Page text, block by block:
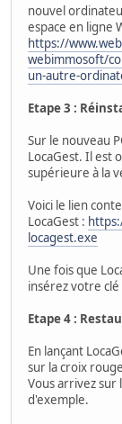
nouvel
espace en ligne
https://
webimmosoft/
un-autre-
Etape 3 :
Sur le nouveau
LocaGest. Il est
supérieure à la
Voici le lien
LocaGest :
locagest.exe
Une fois que
insérez votre clé
Etape 4 :
En lançant
sur la croix
Vous arrivez sur
d'exemple.